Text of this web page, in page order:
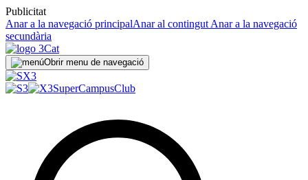
Publicitat
Anar a la navegació principalAnar al contingut Anar a la navegació
secundària
Obrir menu de navegació
SuperCampusClub